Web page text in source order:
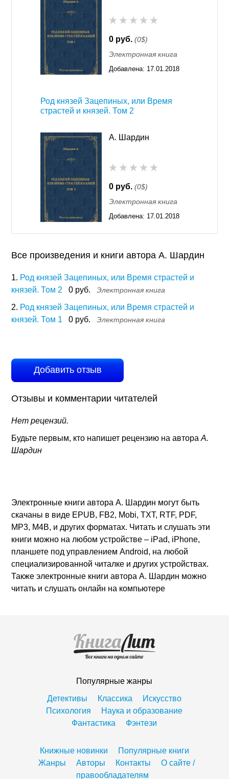
0 руб. (0$)
Электронная книга
Добавлена: 17.01.2018
Род князей Зацепиных, или Время
страстей и князей. Том 2
А. Шардин
0 руб. (0$)
Электронная книга
Добавлена: 17.01.2018
Все произведения и книги автора А. Шардин
1. Род князей Зацепиных, или Время страстей и
князей. Том 2
0 руб. Электронная книга
2. Род князей Зацепиных, или Время страстей и
князей. Том 1
0 руб. Электронная книга
Добавить отзыв
Отзывы и комментарии читателей
Нет рецензий.
Будьте первым, кто напишет рецензию на автораА.
Шардин
Электронные книги автора А. Шардин могут быть
скачаны в виде EPUB, FB2, Mobi, TXT, RTF, PDF,
MP3, M4B, и других форматах. Читать и слушать эти
книги можно на любом устройстве – iPad, iPhone,
планшете под управлением Android, на любой
специализированной читалке и других устройствах.
Также электронные книги автора А. Шардин можно
читать и слушать онлайн на компьютере
Популярные жанры
Детективы
Классика
Искусство
Психология
Наука и образование
Фантастика
Фэнтези
Книжные новинки
Популярные книги
Жанры
Авторы Контакты
О сайте /
правообладателям